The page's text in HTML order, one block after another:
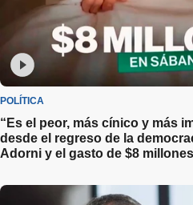
POLÍTICA
“Es el peor, más cínico y más
desde el regreso de la
Adorni y el gasto de $8